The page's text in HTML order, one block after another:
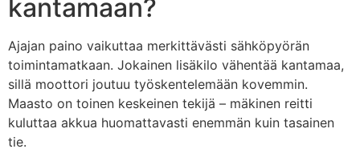
kantamaan?
Ajajan paino vaikuttaa merkittävästi sähköpyörän
toimintamatkaan. Jokainen lisäkilo vähentää kantamaa,
sillä moottori joutuu työskentelemään kovemmin.
Maasto on toinen keskeinen tekijä – mäkinen reitti
kuluttaa akkua huomattavasti enemmän kuin tasainen
tie.